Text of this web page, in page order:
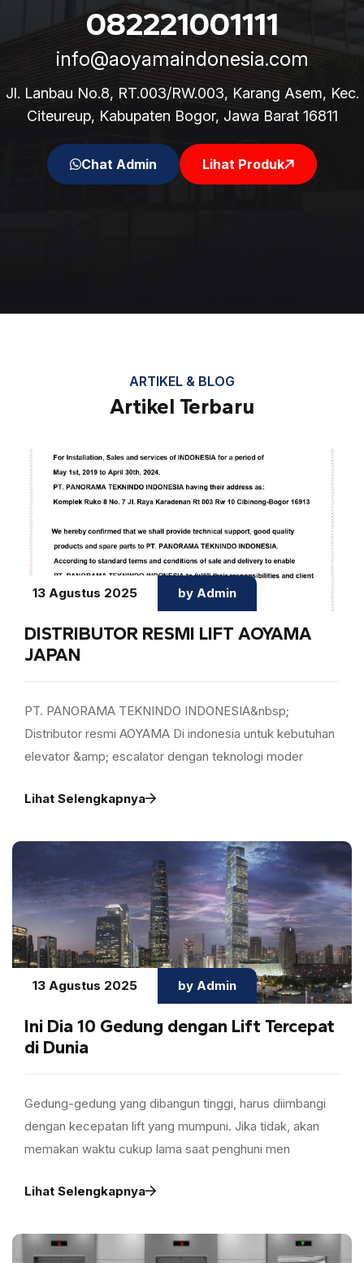
082221001111
info@aoyamaindonesia.com
Jl. Lanbau No.8, RT.003/RW.003, Karang Asem, Kec.
Citeureup, Kabupaten Bogor, Jawa Barat 16811
Chat Admin Lihat Produk
ARTIKEL & BLOG
Artikel Terbaru
13 Agustus 2025 by Admin
DISTRIBUTOR RESMI LIFT AOYAMA
JAPAN
PT. PANORAMA TEKNINDO INDONESIA&nbsp;
Distributor resmi AOYAMA Di indonesia untuk kebutuhan
elevator &amp; escalator dengan teknologi moder
Lihat Selengkapnya
13 Agustus 2025 by Admin
Ini Dia 10 Gedung dengan Lift Tercepat
di Dunia
Gedung-gedung yang dibangun tinggi, harus diimbangi
dengan kecepatan lift yang mumpuni. Jika tidak, akan
memakan waktu cukup lama saat penghuni men
Lihat Selengkapnya